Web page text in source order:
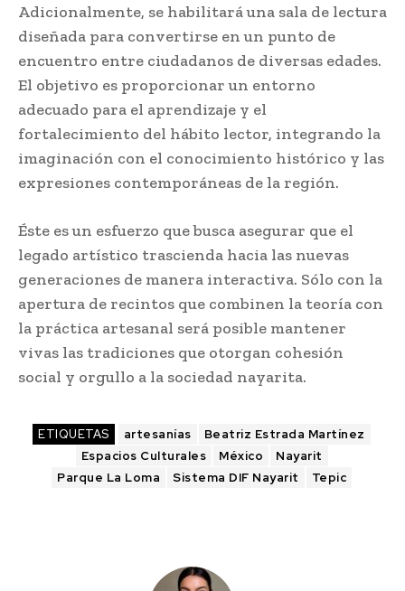
Adicionalmente, se habilitará una sala de lectura
diseñada para convertirse en un punto de
encuentro entre ciudadanos de diversas edades.
El objetivo es proporcionar un entorno
adecuado para el aprendizaje y el
fortalecimiento del hábito lector, integrando la
imaginación con el conocimiento histórico y las
expresiones contemporáneas de la región.
Éste es un esfuerzo que busca asegurar que el
legado artístico trascienda hacia las nuevas
generaciones de manera interactiva. Sólo con la
apertura de recintos que combinen la teoría con
la práctica artesanal será posible mantener
vivas las tradiciones que otorgan cohesión
social y orgullo a la sociedad nayarita.
ETIQUETAS artesanías
Beatriz Estrada Martínez
Espacios Culturales
México
Nayarit
Parque La Loma
Sistema DIF Nayarit Tepic